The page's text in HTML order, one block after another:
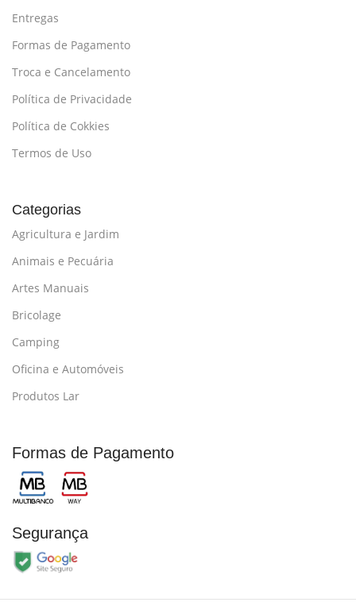
Entregas
Formas de Pagamento
Troca e Cancelamento
Política de Privacidade
Política de Cokkies
Termos de Uso
Categorias
Agricultura e Jardim
Animais e Pecuária
Artes Manuais
Bricolage
Camping
Oficina e Automóveis
Produtos Lar
Formas de Pagamento
Segurança